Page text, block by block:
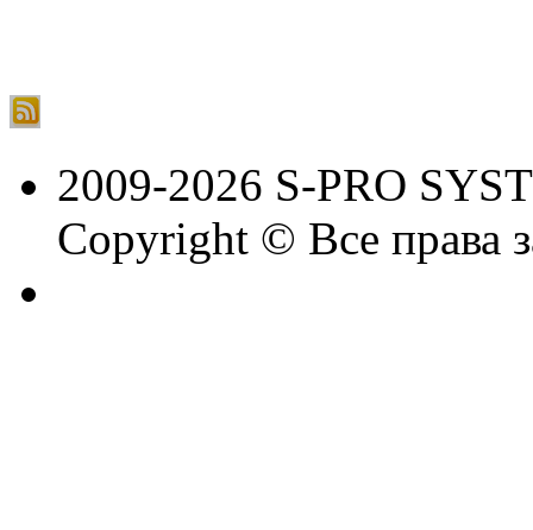
2009-2026 S-PRO
Copyright © Все права